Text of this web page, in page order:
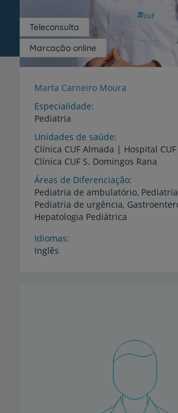
Marcação online
Teleconsulta
Marta Carneiro Moura
Especialidade
Pediatria
Unidades de saúde
Clínica CUF Almada | Hospital CUF
Clínica CUF S. Domingos Rana
Áreas de Diferenciação
Pediatria de ambulatório,
Pediatria de urgência,
Hepatologia Pediátrica
Idiomas
Inglês